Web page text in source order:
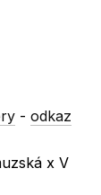
-odkaz
x V